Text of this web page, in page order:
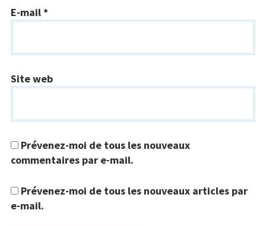
E-mail*
Site web
Prévenez-moi de tous les nouveaux
commentaires par e-mail.
Prévenez-moi de tous les nouveaux articles par
e-mail.